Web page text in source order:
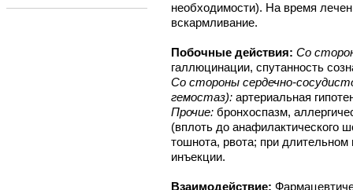
необходимости). На время
вскармливание.
Побочные действия: Со
галлюцинации, спутанность
Со стороны сердечно-
гемостаз): артериальная
Прочие: бронхоспазм,
(вплоть до анафилактического
тошнота, рвота; при
инъекции.
Взаимодействие: